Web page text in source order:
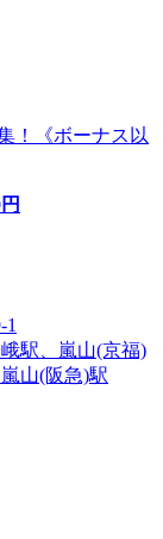
！《ボーナス以
円
駅、嵐山(京福)
山(阪急)駅